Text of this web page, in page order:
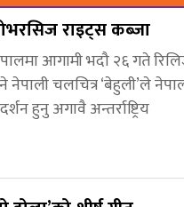
राइट्स कब्जा
आगामी भदौ २६ गते
नेपाली चलचित्र ‘बेहुली’ले
हुनु अगावै अन्तर्राष्ट्रिय